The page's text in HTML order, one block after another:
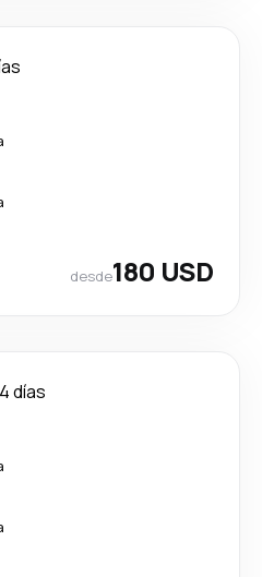
desde180 USD
4 días